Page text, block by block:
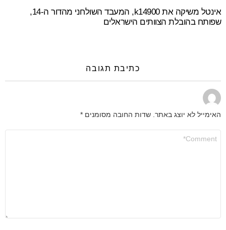
אינטל משיקה את k14900, המעבד השולחני מהדור ה-14,
שפותח בהובלת הצוותים הישראלים
כתיבת תגובה
האימייל לא יוצג באתר. שדות החובה מסומנים *
שלך